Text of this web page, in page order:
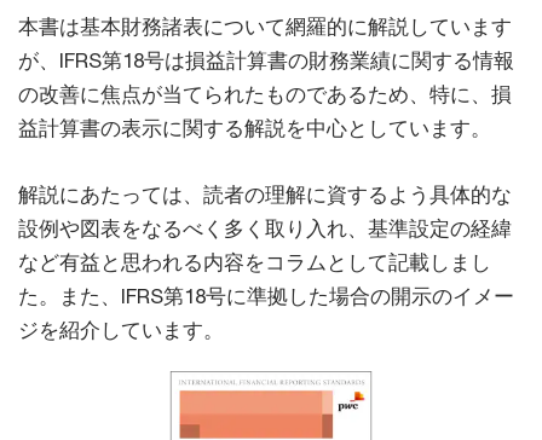
本書は基本財務諸表について網羅的に解説しています
が、IFRS第18号は損益計算書の財務業績に関する情報
の改善に焦点が当てられたものであるため、特に、損
益計算書の表示に関する解説を中心としています。
解説にあたっては、読者の理解に資するよう具体的な
設例や図表をなるべく多く取り入れ、基準設定の経緯
など有益と思われる内容をコラムとして記載しまし
た。また、IFRS第18号に準拠した場合の開示のイメー
ジを紹介しています。